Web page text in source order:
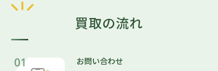
買取の流れ
お問い合わせ